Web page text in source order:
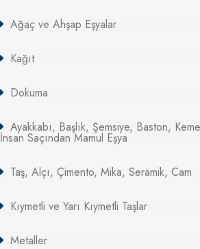
Ağaç ve Ahşap Eşyalar
Kağıt
Dokuma
Ayakkabı, Başlık, Şemsiye, Baston,
İnsan Saçından Mamul Eşya
Taş, Alçı, Çimento, Mika, Seramik, Cam
Kıymetli ve Yarı Kıymetli Taşlar
Metaller